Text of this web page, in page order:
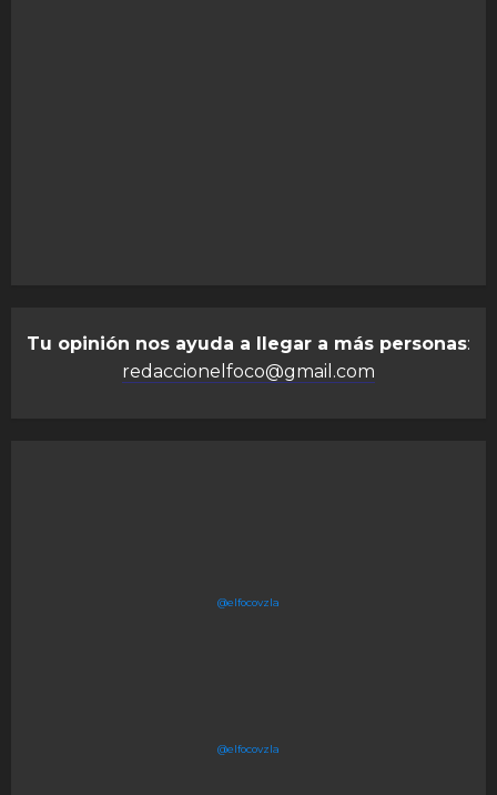
Tu opinión nos ayuda a llegar a más personas:
redaccionelfoco@gmail.com
@elfocovzla
@elfocovzla